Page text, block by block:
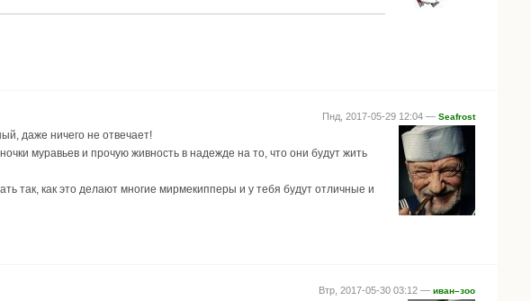
Пнд, 2017-05-29 12:04 — Seafrost
даже ничего не отвечает!
муравьев и прочую живность в надежде на то, что они будут жить
так, как это делают многие мирмекипперы и у тебя будут отличные и
Втр, 2017-05-30 03:12 — иван–зоо